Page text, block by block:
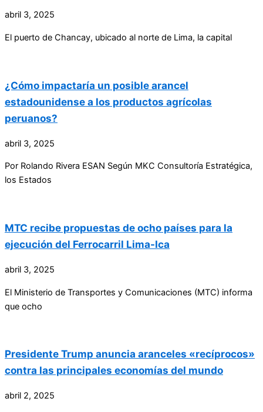
abril 3, 2025
El puerto de Chancay, ubicado al norte de Lima, la capital
¿Cómo impactaría un posible arancel
estadounidense a los productos agrícolas
peruanos?
abril 3, 2025
Por Rolando Rivera ESAN Según MKC Consultoría Estratégica,
los Estados
MTC recibe propuestas de ocho países para la
ejecución del Ferrocarril Lima-Ica
abril 3, 2025
El Ministerio de Transportes y Comunicaciones (MTC) informa
que ocho
Presidente Trump anuncia aranceles «recíprocos»
contra las principales economías del mundo
abril 2, 2025